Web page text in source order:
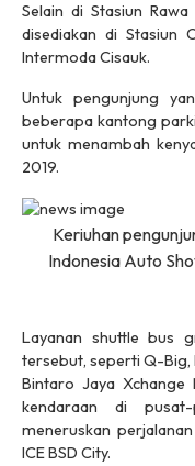
Selain di Stasiun
disediakan di Stasiun
Intermoda Cisauk.
Untuk pengunjung
beberapa kantong
untuk menambah
2019.
Keriuhan
Indonesia Auto
Layanan shuttle bus
tersebut, seperti Q-Big,
Bintaro Jaya Xchange
kendaraan di
meneruskan
ICE BSD City.